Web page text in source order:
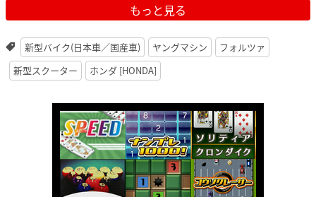
もっと見る
新型バイク(日本車／国産車) ヤングマシン
フォルツァ
新型スクーター
ホンダ [HONDA]